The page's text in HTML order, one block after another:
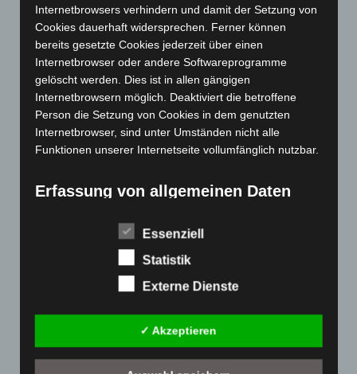
September 2023(133)
August 2023(134)
Juli 2023(118)
Juni 2023(142)
Mai 2023
(139)
April 2023(155)
März 2023(174)
(140)
(130)
(167)
(166)
Juli 2022(133)
Internetbrowsers verhindern und damit der Setzung von
Cookies dauerhaft widersprechen. Ferner können
bereits gesetzte Cookies jederzeit über einen
Internetbrowser oder andere Softwareprogramme
gelöscht werden. Dies ist in allen gängigen
Internetbrowsern möglich. Deaktiviert die betroffene
Person die Setzung von Cookies in dem genutzten
Internetbrowser, sind unter Umständen nicht alle
Funktionen unserer Internetseite vollumfänglich nutzbar.
Erfassung von allgemeinen Daten
Die Internetseite erfasst mit jedem Aufruf der
Internetseite durch eine betroffene Person oder ein
Daten und Informationen. Diese allgemeinen Daten und
Browsertypen und Versionen, (2) das vom zugreifenden
System verwendete Betriebssystem, (3) die
Essenziell
Statistik
Externe Dienste
✓ Akzeptieren